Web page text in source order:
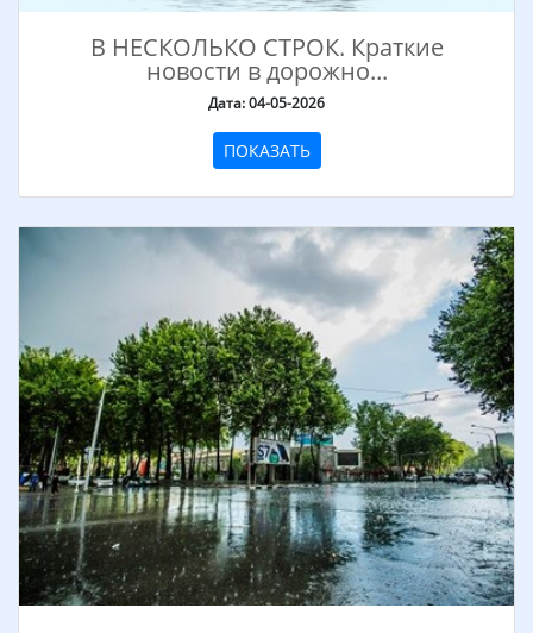
В НЕСКОЛЬКО СТРОК. Краткие
новости в дорожно...
Дата: 04-05-2026
ПОКАЗАТЬ